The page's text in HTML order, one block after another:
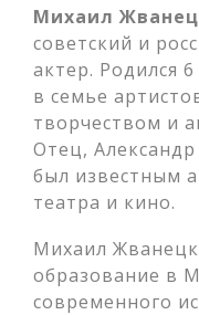
Михаил
советский и
актер. Родился
в семье
творчеством и
Отец,
был известным
театра и кино.
Михаил
образование в
современного